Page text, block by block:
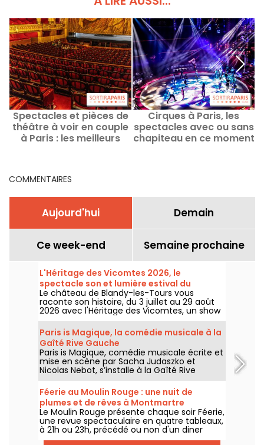
Spectacles et pièces de
théâtre à voir en couple
à Paris : les meilleurs
Cirques à Paris, les
spectacles avec ou sans
chapiteau en ce moment
COMMENTAIRES
Aujourd'hui Demain
Ce week-end Semaine prochaine
L'Héritage des Vicomtes 2026, le
spectacle son et lumière estival du
château de Blandy-les-Tours
Le château de Blandy-les-Tours vous
raconte son histoire, du 3 juillet au 29 août
2026 avec l'Héritage des Vicomtes, un show
son et lumière pour traverser les siècles et
découvrir ce château médiéval. Nous
sommes allés à sa découverte, voici en
partie ce qui vous attend.
Paris is Magique, la comédie musicale à la
Gaîté Rive Gauche
Paris is Magique, comédie musicale écrite et
mise en scène par Sacha Judaszko et
Nicolas Nebot, s’installe à la Gaîté Rive
Gauche à Paris à partir du 23 juin 2026.
Féerie au Moulin Rouge : une nuit de
plumes et de rêves à Montmartre
Le Moulin Rouge présente chaque soir Féerie,
une revue spectaculaire en quatre tableaux,
à 21h ou 23h, précédé ou non d'un diner
imaginé par leur chef.